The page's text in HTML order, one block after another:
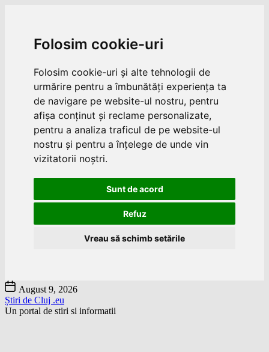
Folosim cookie-uri
Folosim cookie-uri și alte tehnologii de
urmărire pentru a îmbunătăți experiența ta
de navigare pe website-ul nostru, pentru
afișa conținut și reclame personalizate,
pentru a analiza traficul de pe website-ul
nostru și pentru a înțelege de unde vin
vizitatorii noștri.
Sunt de acord
Refuz
Vreau să schimb setările
Skip
to
the
content
August 9, 2026
Știri de Cluj .eu
Un portal de stiri si informatii